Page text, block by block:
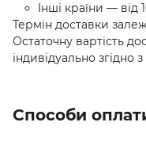
Інші країни — від
Термін доставки
Остаточну вартість
індивідуально
Способи